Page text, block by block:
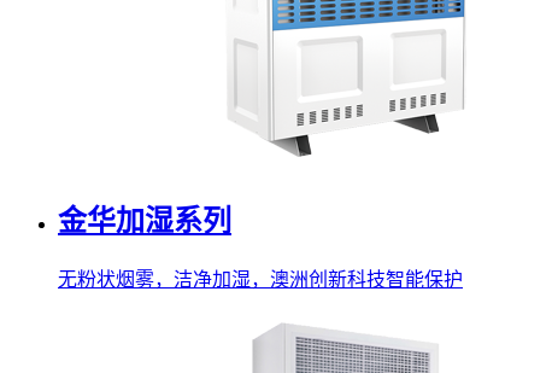
金华加湿系列
无粉状烟雾，洁净加湿，澳洲创新科技智能保护